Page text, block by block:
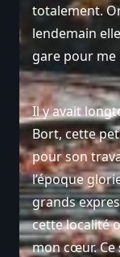
totalement.
lendemain
gare pour me
Il y avait
Bort, cette
pour son
l’époque
grands
cette localité
mon cœur. Ce